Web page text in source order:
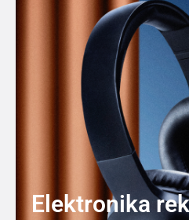
Elektronika